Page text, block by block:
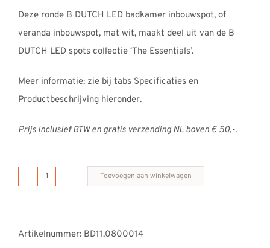
Deze ronde B DUTCH LED badkamer inbouwspot, of
veranda inbouwspot, mat wit, maakt deel uit van de B
DUTCH LED spots collectie ‘The Essentials’.
Meer informatie: zie bij tabs Specificaties en
Productbeschrijving hieronder.
Prijs inclusief BTW en gratis verzending NL boven € 50,-.
B
inbouwspot
Toevoegen aan winkelwagen
Artikelnummer: BD11.0800014